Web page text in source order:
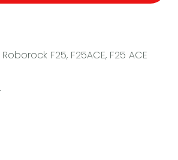
F25, F25ACE, F25 ACE